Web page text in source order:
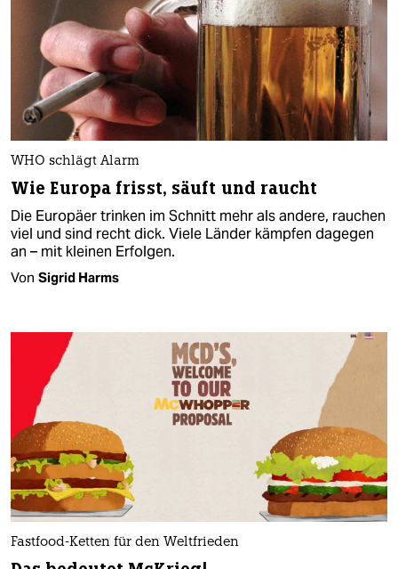
WHO schlägt Alarm
Wie Europa frisst, säuft und raucht
Die Europäer trinken im Schnitt mehr als andere, rauchen
viel und sind recht dick. Viele Länder kämpfen dagegen
an – mit kleinen Erfolgen.
Von Sigrid Harms
Fastfood-Ketten für den Weltfrieden